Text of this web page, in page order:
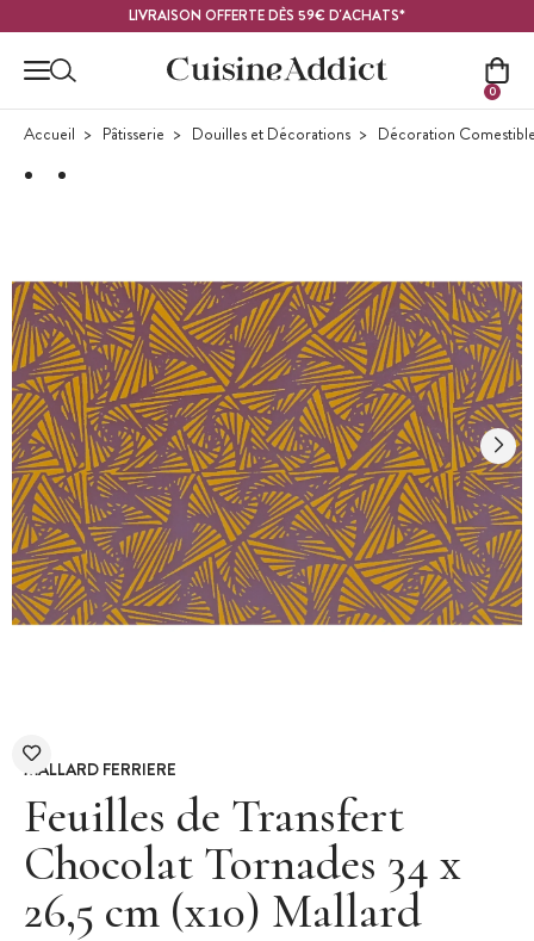
LIVRAISON OFFERTE DÈS 59€ D'ACHATS*
0
Accueil Pâtisserie Douilles et Décorations Décoration
MALLARD FERRIERE
Feuilles de Transfert
Chocolat Tornades 34 x
26,5 cm (x10) Mallard